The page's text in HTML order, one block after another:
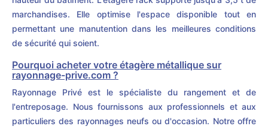
marchandises. Elle optimise l'espace disponible tout en
permettant une manutention dans les meilleures conditions
de sécurité qui soient.
Pourquoi acheter votre étagère métallique sur
rayonnage-prive.com ?
Rayonnage Privé est le spécialiste du rangement et de
l'entreposage. Nous fournissons aux professionnels et aux
particuliers des rayonnages neufs ou d'occasion. Notre offre